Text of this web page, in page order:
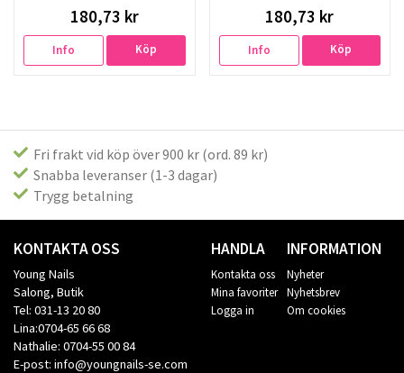
180,73 kr
Info Köp
180,73 kr
Info Köp
Fri frakt vid köp över 900 kr (ord. 89 kr)
Snabba leveranser (1-3 dagar)
Trygg betalning
KONTAKTA OSS
Young Nails
Salong, Butik
Tel: 031-13 20 80
Lina:0704-65 66 68
Nathalie: 0704-55 00 84
E-post: info@youngnails-se.com
HANDLA
Kontakta oss
Mina favoriter
Logga in
INFORMATION
Nyheter
Nyhetsbrev
Om cookies